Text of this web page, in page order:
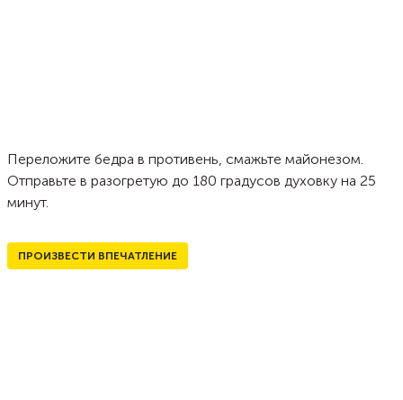
Переложите бедра в противень, смажьте майонезом.
Отправьте в разогретую до 180 градусов духовку на 25
минут.
ПРОИЗВЕСТИ ВПЕЧАТЛЕНИЕ